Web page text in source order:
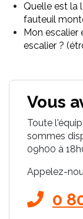
Quelle est la
fauteuil
Mon
escalier ?
Vous
Toute
sommes
09h00 à
Appelez-
0